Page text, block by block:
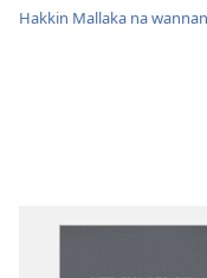
Hakkin Mallaka na